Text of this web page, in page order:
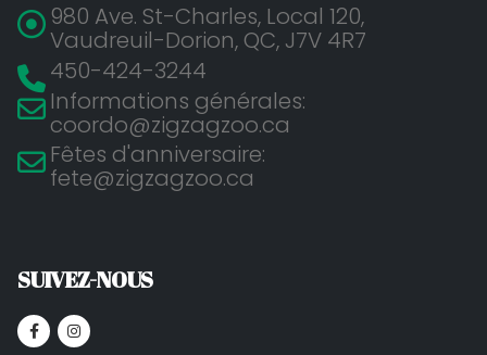
980 Ave. St-Charles, Local 120,
Vaudreuil-Dorion, QC, J7V 4R7
450-424-3244
Informations générales:
coordo@zigzagzoo.ca
Fêtes d'anniversaire:
fete@zigzagzoo.ca
SUIVEZ-NOUS